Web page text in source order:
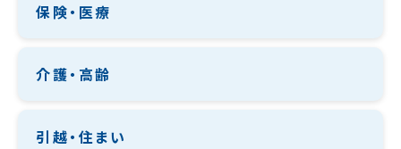
保険・医療
介護・高齢
引越・住まい